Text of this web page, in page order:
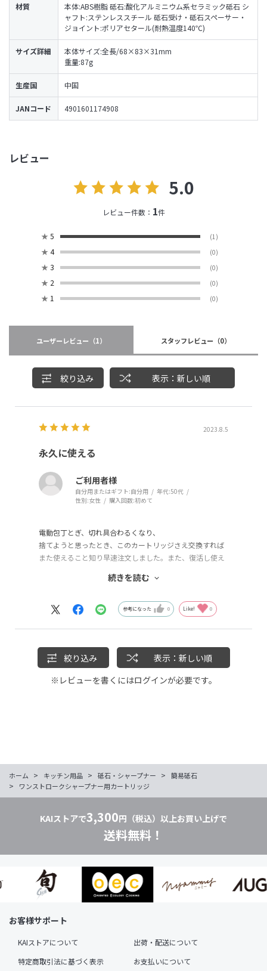
レビュー
5.0
レビュー件数： 1件
★ 5 (1)
★ 4 (0)
★ 3 (0)
★ 2 (0)
★ 1 (0)
ユーザーレビュー （1） スタッフレビュー （0）
絞り込み 表示：新しい順
2023.8.5
永久に使える
ご利用者様
自分用またはギフト:自分用 年代:50代
性別:女性 購入回数:初めて
電動包丁とぎ、切れ具合わるくなり、
捨てようと思ったとき、このカートリッジさえ交換すれば
また使えること知り早速注文しました。また、復活し使え
ストレスなく包丁使えうれしいです。
続きを読む
参考になった 0 Like! 0
絞り込み
表示：新しい順
※レビューを書くにはログインが必要です。
材質
本体:ABS樹脂 砥石:酸化アルミニウム系セラミック砥石 シ
ャフト:ステンレススチール 砥石受け・砥石スペーサー・
ジョイント:ポリアセタール(耐熱温度140℃)
サイズ詳細
本体サイズ:全長/68×83×31mm
重量:87g
生産国 中国
JANコード 4901601174908
ホーム > キッチン用品 > 砥石・シャープナー > 簡易砥石
> ワンストロークシャープナー用カートリッジ
KAIストアで3,300円（税込）以上お買い上げで
送料無料！
お客様サポート
KAIストアについて
出荷・配送について
特定商取引法に基づく表示
お支払いについて